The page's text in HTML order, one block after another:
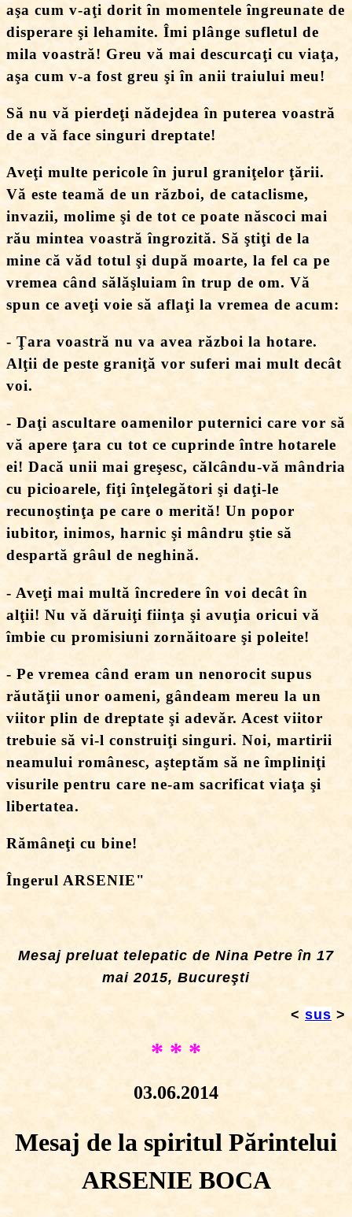
aşa cum v-aţi dorit în momentele îngreunate de
disperare şi lehamite. Îmi plânge sufletul de
mila voastră! Greu vă mai descurcaţi cu viaţa,
aşa cum v-a fost greu şi în anii traiului meu!
Să nu vă pierdeţi nădejdea în puterea voastră
de a vă face singuri dreptate!
Aveţi multe pericole în jurul graniţelor ţării.
Vă este teamă de un război, de cataclisme,
invazii, molime şi de tot ce poate născoci mai
rău mintea voastră îngrozită. Să ştiţi de la
mine că văd totul şi după moarte, la fel ca pe
vremea când sălăşluiam în trup de om. Vă
spun ce aveţi voie să aflaţi la vremea de acum:
- Ţara voastră nu va avea război la hotare.
Alţii de peste graniţă vor suferi mai mult decât
voi.
- Daţi ascultare oamenilor puternici care vor să
vă apere ţara cu tot ce cuprinde între hotarele
ei! Dacă unii mai greşesc, călcându-vă mândria
cu picioarele, fiţi înţelegători şi daţi-le
recunoştinţa pe care o merită! Un popor
iubitor, inimos, harnic şi mândru ştie să
despartă grâul de neghină.
- Aveţi mai multă încredere în voi decât în
alţii! Nu vă dăruiţi fiinţa şi avuţia oricui vă
îmbie cu promisiuni zornăitoare şi poleite!
- Pe vremea când eram un nenorocit supus
răutăţii unor oameni, gândeam mereu la un
viitor plin de dreptate şi adevăr. Acest viitor
trebuie să vi-l construiţi singuri. Noi, martirii
neamului românesc, aşteptăm să ne împliniţi
visurile pentru care ne-am sacrificat viaţa şi
libertatea.
Rămâneţi cu bine!
Îngerul ARSENIE"
Mesaj preluat telepatic de Nina Petre în 17
mai 2015, Bucureşti
< sus >
* * *
03.06.2014
Mesaj de la spiritul Părintelui
ARSENIE BOCA